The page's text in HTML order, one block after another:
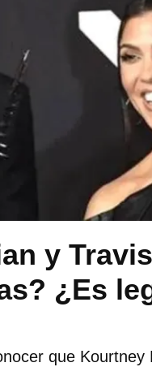
y
¿Es
que